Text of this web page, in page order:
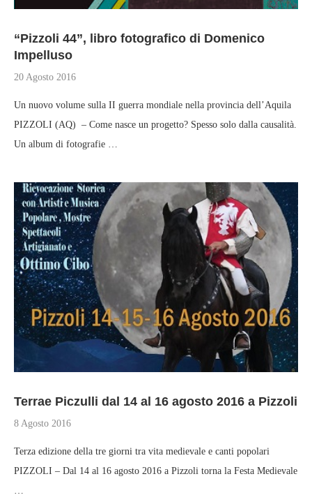
“Pizzoli 44”, libro fotografico di Domenico
Impelluso
20 Agosto 2016
Un nuovo volume sulla II guerra mondiale nella provincia dell’Aquila
PIZZOLI (AQ) – Come nasce un progetto? Spesso solo dalla causalità.
Un album di fotografie …
Terrae Piczulli dal 14 al 16 agosto 2016 a Pizzoli
8 Agosto 2016
Terza edizione della tre giorni tra vita medievale e canti popolari
PIZZOLI – Dal 14 al 16 agosto 2016 a Pizzoli torna la Festa Medievale
…